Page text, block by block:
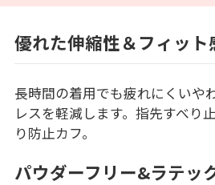
優れた伸縮性＆フィット
長時間の着用でも疲れにくいや
レスを軽減します。指先すべり
り防止カフ。
パウダーフリー&ラテッ